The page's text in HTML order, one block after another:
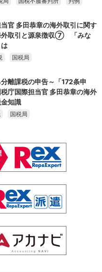
官 多田恭章の海外取引に関す
外取引と源泉徴収⑦ 「みな
国税局
離課税の申告～「172条申
庁国際担当官 多田恭章の海外
知識
国税局